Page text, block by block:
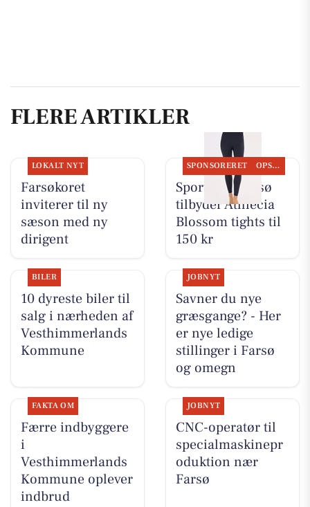
FLERE ARTIKLER
LOKALT NYT
Farsøkoret
inviterer til ny
sæson med ny
dirigent
SPONSORERET OPSLAGSTAVLEN
Sportigan Farsø
tilbyder Athlecia
Blossom tights til
150 kr
BILER
10 dyreste biler til
salg i nærheden af
Vesthimmerlands
Kommune
JOBNYT
Savner du nye
græsgange? - Her
er nye ledige
stillinger i Farsø
og omegn
FAKTA OM
Færre indbyggere
i
Vesthimmerlands
Kommune oplever
indbrud
JOBNYT
CNC-operatør til
specialmaskinepr
oduktion nær
Farsø